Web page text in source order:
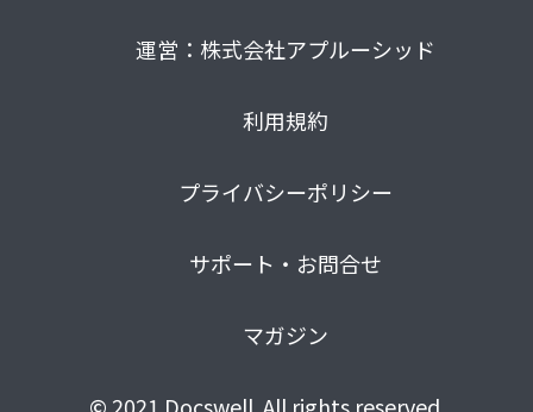
運営：株式会社アプルーシッド
利用規約
プライバシーポリシー
サポート・お問合せ
マガジン